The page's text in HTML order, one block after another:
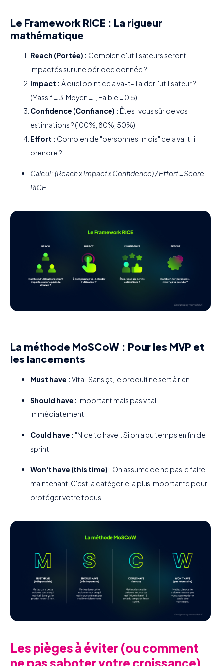
Le Framework RICE : La rigueur
mathématique
Reach (Portée) : Combien d'utilisateurs seront
impactés sur une période donnée ?
Impact : À quel point cela va-t-il aider l'utilisateur ?
(Massif = 3, Moyen = 1, Faible = 0.5).
Confidence (Confiance) : Êtes-vous sûr de vos
estimations ? (100%, 80%, 50%).
Effort : Combien de "personnes-mois" cela va-t-il
prendre ?
Calcul : (Reach x Impact x Confidence) / Effort = Score
RICE.
La méthode MoSCoW : Pour les MVP et
les lancements
Must have : Vital. Sans ça, le produit ne sert à rien.
Should have : Important mais pas vital
immédiatement.
Could have : "Nice to have". Si on a du temps en fin de
sprint.
Won't have (this time) : On assume de ne pas le faire
maintenant. C'est la catégorie la plus importante pour
protéger votre focus.
Les pièges à éviter (ou comment
ne pas saboter votre croissance)